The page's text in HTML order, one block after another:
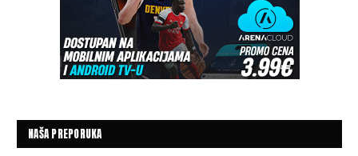
NAŠA PREPORUKA